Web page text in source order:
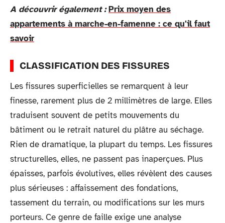
A découvrir également : Prix moyen des
appartements à marche-en-famenne : ce qu'il faut
savoir
CLASSIFICATION DES FISSURES
Les fissures superficielles se remarquent à leur
finesse, rarement plus de 2 millimètres de large. Elles
traduisent souvent de petits mouvements du
bâtiment ou le retrait naturel du plâtre au séchage.
Rien de dramatique, la plupart du temps. Les fissures
structurelles, elles, ne passent pas inaperçues. Plus
épaisses, parfois évolutives, elles révèlent des causes
plus sérieuses : affaissement des fondations,
tassement du terrain, ou modifications sur les murs
porteurs. Ce genre de faille exige une analyse